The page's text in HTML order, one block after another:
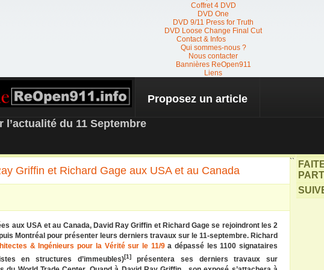
Coffret 4 DVD
DVD One
DVD 9/11 Press for Truth
DVD Loose Change Final Cut
Contact & Infos
Qui sommes-nous ?
Nous contacter
Bannières ReOpen911
Liens
– NEWS
Proposez un article
l’actualité du 11 Septembre
Griffin et Richard Gage aux USA et au Canada
aux USA et au Canada, David Ray Griffin et Richard Gage se rejoindront les 2
Montréal pour présenter leurs derniers travaux sur le 11-septembre. Richard
& Ingénieurs pour la Vérité sur le 11/9a dépassé les 1100 signataires
en structures d’immeubles)[1]présentera ses derniers travaux sur
``